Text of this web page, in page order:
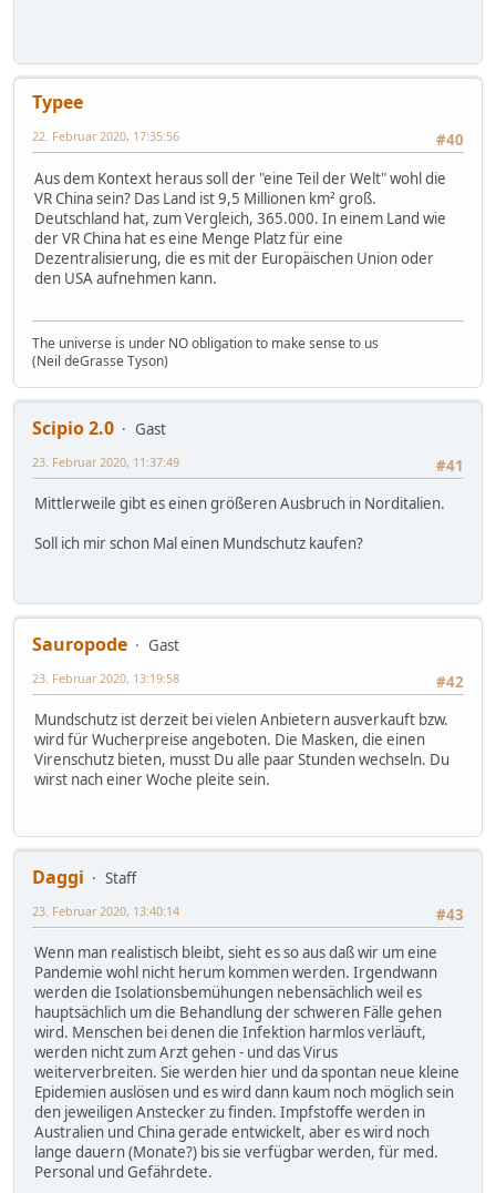
Typee
#40
22. Februar 2020, 17:35:56
Aus dem Kontext heraus soll der "eine Teil der Welt" wohl die
VR China sein? Das Land ist 9,5 Millionen km² groß.
Deutschland hat, zum Vergleich, 365.000. In einem Land wie
der VR China hat es eine Menge Platz für eine
Dezentralisierung, die es mit der Europäischen Union oder
den USA aufnehmen kann.
The universe is under NO obligation to make sense to us
(Neil deGrasse Tyson)
Scipio 2.0
Gast
#41
23. Februar 2020, 11:37:49
Mittlerweile gibt es einen größeren Ausbruch in Norditalien.
Soll ich mir schon Mal einen Mundschutz kaufen?
Sauropode
Gast
#42
23. Februar 2020, 13:19:58
Mundschutz ist derzeit bei vielen Anbietern ausverkauft bzw.
wird für Wucherpreise angeboten. Die Masken, die einen
Virenschutz bieten, musst Du alle paar Stunden wechseln. Du
wirst nach einer Woche pleite sein.
Daggi
Staff
#43
23. Februar 2020, 13:40:14
Wenn man realistisch bleibt, sieht es so aus daß wir um eine
Pandemie wohl nicht herum kommen werden. Irgendwann
werden die Isolationsbemühungen nebensächlich weil es
hauptsächlich um die Behandlung der schweren Fälle gehen
wird. Menschen bei denen die Infektion harmlos verläuft,
werden nicht zum Arzt gehen - und das Virus
weiterverbreiten. Sie werden hier und da spontan neue kleine
Epidemien auslösen und es wird dann kaum noch möglich sein
den jeweiligen Anstecker zu finden. Impfstoffe werden in
Australien und China gerade entwickelt, aber es wird noch
lange dauern (Monate?) bis sie verfügbar werden, für med.
Personal und Gefährdete.